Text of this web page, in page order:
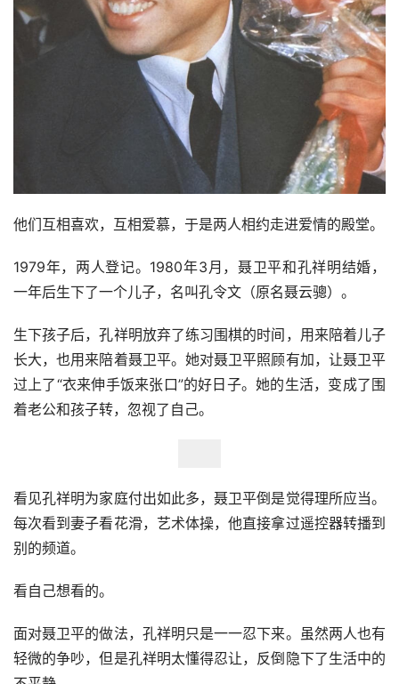
他们互相喜欢，互相爱慕，于是两人相约走进爱情的殿堂。
1979年，两人登记。1980年3月，聂卫平和孔祥明结婚，
一年后生下了一个儿子，名叫孔令文（原名聂云骢）。
生下孩子后，孔祥明放弃了练习围棋的时间，用来陪着儿子
长大，也用来陪着聂卫平。她对聂卫平照顾有加，让聂卫平
过上了“衣来伸手饭来张口”的好日子。她的生活，变成了围
着老公和孩子转，忽视了自己。